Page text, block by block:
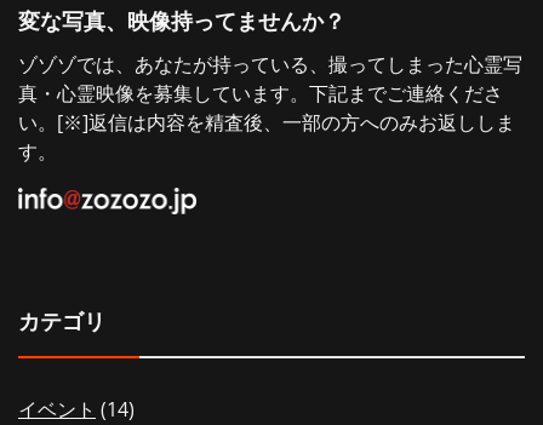
変な写真、映像持ってませんか？
ゾゾゾでは、あなたが持っている、撮ってしまった心霊写
真・心霊映像を募集しています。下記までご連絡くださ
い。[※]返信は内容を精査後、一部の方へのみお返ししま
す。
カテゴリ
イベント (14)